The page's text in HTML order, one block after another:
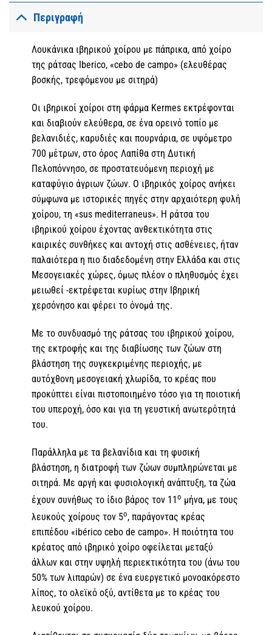
Περιγραφή
Λουκάνικα ιβηρικού χοίρου με πάπρικα, από χοίρο
της ράτσας Iberico, «cebo de campo» (ελευθέρας
βοσκής, τρεφόμενου με σιτηρά)
Οι ιβηρικοί χοίροι στη φάρμα Kermes εκτρέφονται
και διαβιούν ελεύθερα, σε ένα ορεινό τοπίο με
βελανιδιές, καρυδιές και πουρνάρια, σε υψόμετρο
700 μέτρων, στο όρος Λαπίθα στη Δυτική
Πελοπόννησο, σε προστατευόμενη περιοχή με
καταφύγιο άγριων ζώων. Ο ιβηρικός χοίρος ανήκει
σύμφωνα με ιστορικές πηγές στην αρχαιότερη φυλή
χοίρου, τη «sus mediterraneus». Η ράτσα του
ιβηρικού χοίρου έχοντας ανθεκτικότητα στις
καιρικές συνθήκες και αντοχή στις ασθένειες, ήταν
παλαιότερα η πιο διαδεδομένη στην Ελλάδα και στις
Μεσογειακές χώρες, όμως πλέον ο πληθυσμός έχει
μειωθεί -εκτρέφεται κυρίως στην Ιβηρική
χερσόνησο και φέρει το όνομά της.
Με το συνδυασμό της ράτσας του ιβηρικού χοίρου,
της εκτροφής και της διαβίωσης των ζώων στη
βλάστηση της συγκεκριμένης περιοχής, με
αυτόχθονη μεσογειακή χλωρίδα, το κρέας που
προκύπτει είναι πιστοποιημένο τόσο για τη ποιοτική
του υπεροχή, όσο και για τη γευστική ανωτερότητά
του.
Παράλληλα με τα βελανίδια και τη φυσική
βλάστηση, η διατροφή των ζώων συμπληρώνεται με
σιτηρά. Με αργή και φυσιολογική ανάπτυξη, τα ζώα
έχουν συνήθως το ίδιο βάρος τον 11 ο μήνα, με τους
λευκούς χοίρους τον 5ο, παράγοντας κρέας
επιπέδου «ibérico cebo de campo». Η ποιότητα του
κρέατος από ιβηρικό χοίρο οφείλεται μεταξύ
άλλων και στην υψηλή περιεκτικότητα του (άνω του
50% των λιπαρών) σε ένα ευεργετικό μονοακόρεστο
λίπος, το ολεϊκό οξύ, αντίθετα με το κρέας του
λευκού χοίρου.